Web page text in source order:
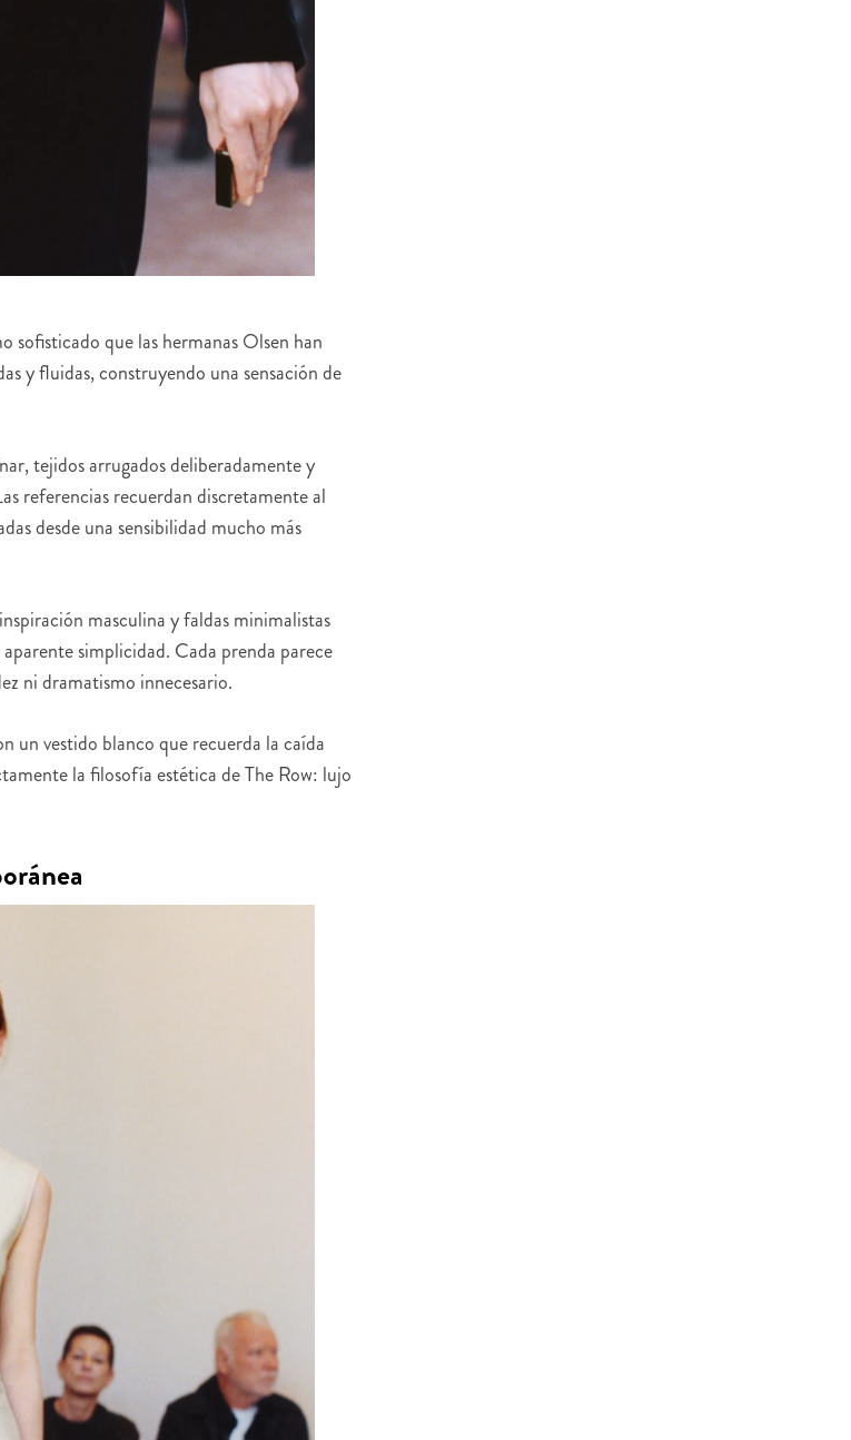
que las hermanas Olsen han
y fluidas, construyendo una sensación de
tejidos arrugados deliberadamente y
referencias recuerdan discretamente al
desde una sensibilidad mucho más
masculina y faldas minimalistas
simplicidad. Cada prenda parece
ni dramatismo innecesario.
un vestido blanco que recuerda la caída
la filosofía estética de The Row: lujo